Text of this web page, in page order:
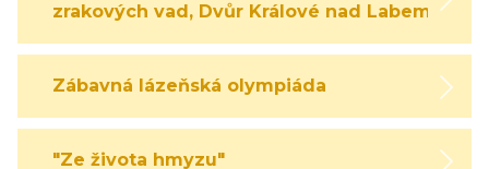
zrakových vad, Dvůr Králové nad Labem
Zábavná lázeňská olympiáda
"Ze života hmyzu"